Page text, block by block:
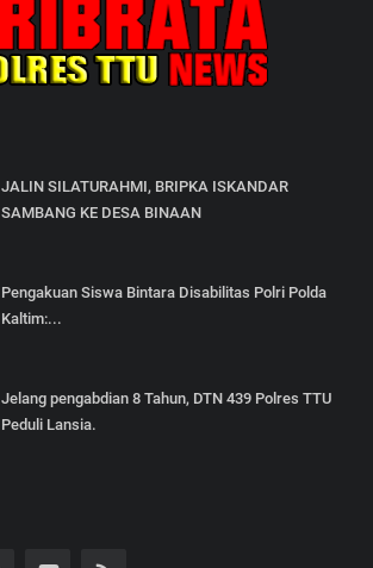
JALIN SILATURAHMI, BRIPKA ISKANDAR
SAMBANG KE DESA BINAAN
Pengakuan Siswa Bintara Disabilitas Polri Polda
Kaltim:...
Jelang pengabdian 8 Tahun, DTN 439 Polres TTU
Peduli Lansia.